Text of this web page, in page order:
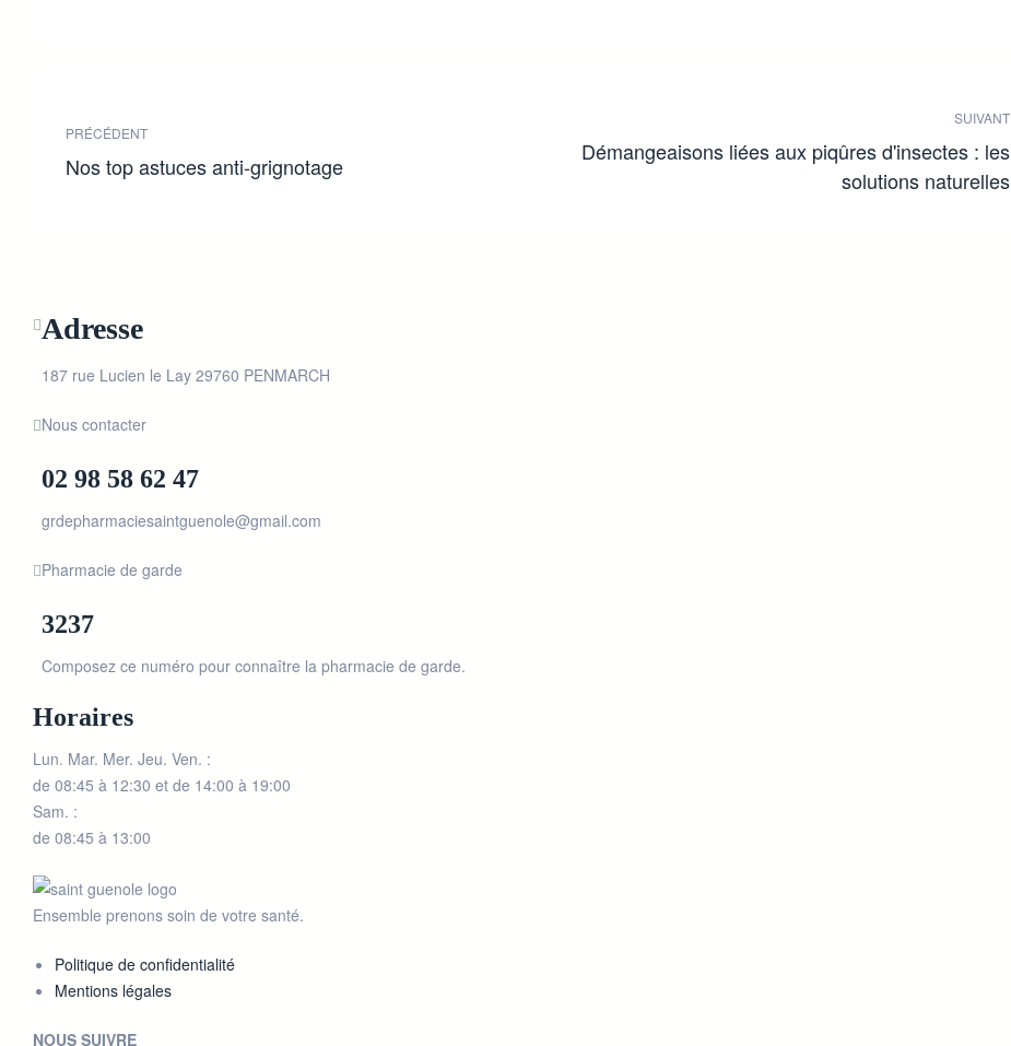
PRÉCÉDENT
Nos top astuces anti-grignotage
SUIVANT
Démangeaisons liées aux piqûres d'insectes : les
solutions naturelles
Adresse
187 rue Lucien le Lay 29760 PENMARCH
Nous contacter
02 98 58 62 47
grdepharmaciesaintguenole@gmail.com
Pharmacie de garde
3237
Composez ce numéro pour connaître la pharmacie de garde.
Horaires
Lun. Mar. Mer. Jeu. Ven. :
de 08:45 à 12:30 et de 14:00 à 19:00
Sam. :
de 08:45 à 13:00
Ensemble prenons soin de votre santé.
Politique de confidentialité
Mentions légales
NOUS SUIVRE